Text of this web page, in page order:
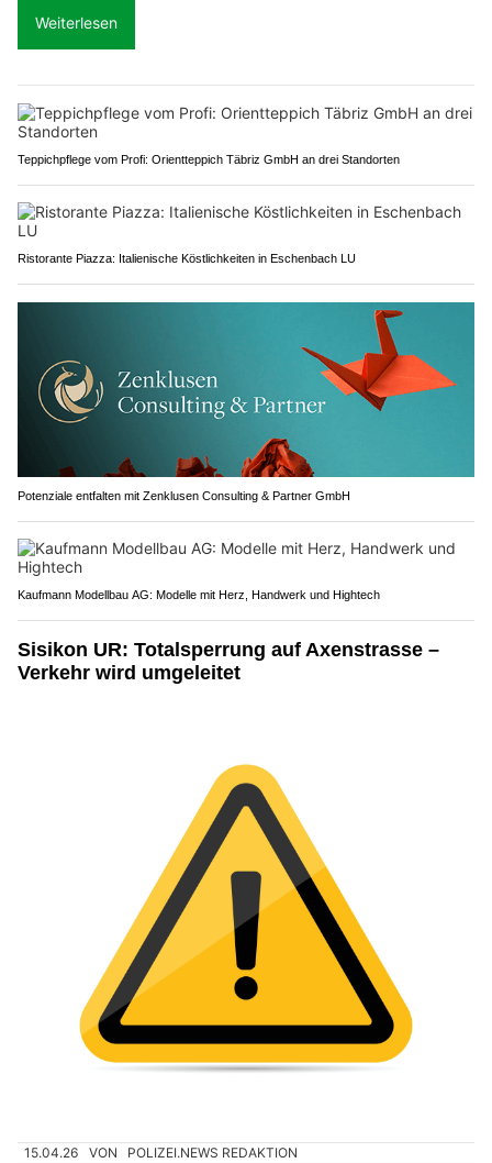
Weiterlesen
Teppichpflege vom Profi: Orientteppich Täbriz GmbH an drei Standorten
Ristorante Piazza: Italienische Köstlichkeiten in Eschenbach LU
Potenziale entfalten mit Zenklusen Consulting & Partner GmbH
Kaufmann Modellbau AG: Modelle mit Herz, Handwerk und Hightech
Sisikon UR: Totalsperrung auf Axenstrasse –
Verkehr wird umgeleitet
15.04.26 VON POLIZEI.NEWS REDAKTION